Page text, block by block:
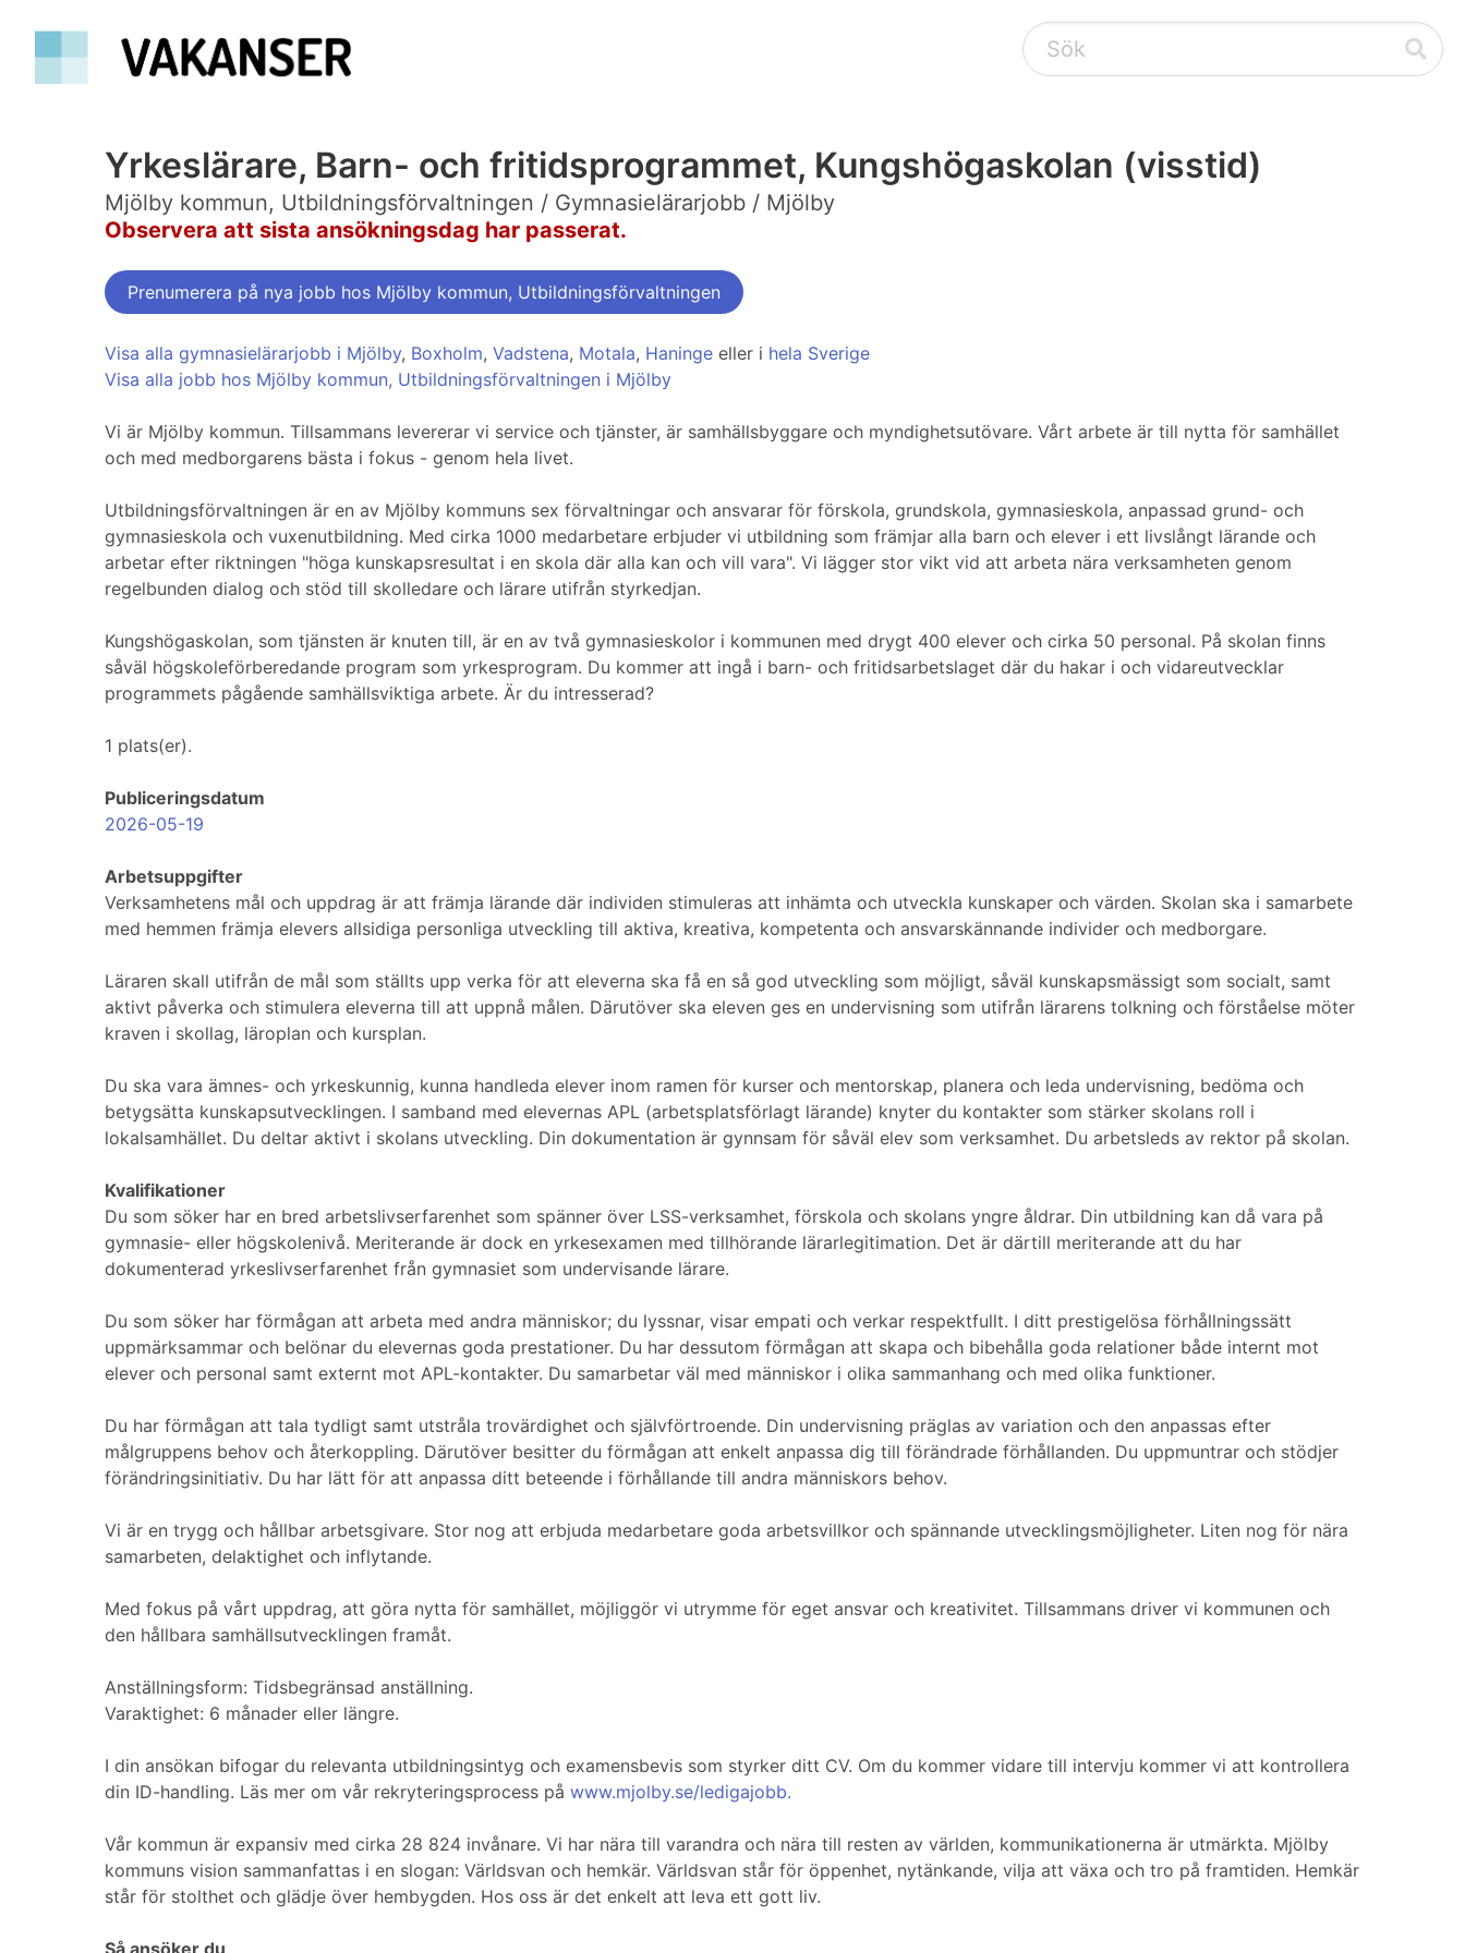
Yrkeslärare, Barn- och fritidsprogrammet, Kungshögaskolan (visstid)
Mjölby kommun, Utbildningsförvaltningen / Gymnasielärarjobb / Mjölby
Observera att sista ansökningsdag har passerat.
Prenumerera på nya jobb hos Mjölby kommun, Utbildningsförvaltningen
Visa alla gymnasielärarjobb i Mjölby, Boxholm, Vadstena, Motala, Haninge eller i hela Sverige
Visa alla jobb hos Mjölby kommun, Utbildningsförvaltningen i Mjölby
Vi är Mjölby kommun. Tillsammans levererar vi service och tjänster, är samhällsbyggare och myndighetsutövare. Vårt arbete är till nytta för samhället
och med medborgarens bästa i fokus - genom hela livet.
Utbildningsförvaltningen är en av Mjölby kommuns sex förvaltningar och ansvarar för förskola, grundskola, gymnasieskola, anpassad grund- och
gymnasieskola och vuxenutbildning. Med cirka 1000 medarbetare erbjuder vi utbildning som främjar alla barn och elever i ett livslångt lärande och
arbetar efter riktningen "höga kunskapsresultat i en skola där alla kan och vill vara". Vi lägger stor vikt vid att arbeta nära verksamheten genom
regelbunden dialog och stöd till skolledare och lärare utifrån styrkedjan.
Kungshögaskolan, som tjänsten är knuten till, är en av två gymnasieskolor i kommunen med drygt 400 elever och cirka 50 personal. På skolan finns
såväl högskoleförberedande program som yrkesprogram. Du kommer att ingå i barn- och fritidsarbetslaget där du hakar i och vidareutvecklar
programmets pågående samhällsviktiga arbete. Är du intresserad?
1 plats(er).
Publiceringsdatum
2026-05-19
Arbetsuppgifter
Verksamhetens mål och uppdrag är att främja lärande där individen stimuleras att inhämta och utveckla kunskaper och värden. Skolan ska i samarbete
med hemmen främja elevers allsidiga personliga utveckling till aktiva, kreativa, kompetenta och ansvarskännande individer och medborgare.
Läraren skall utifrån de mål som ställts upp verka för att eleverna ska få en så god utveckling som möjligt, såväl kunskapsmässigt som socialt, samt
aktivt påverka och stimulera eleverna till att uppnå målen. Därutöver ska eleven ges en undervisning som utifrån lärarens tolkning och förståelse möter
kraven i skollag, läroplan och kursplan.
Du ska vara ämnes- och yrkeskunnig, kunna handleda elever inom ramen för kurser och mentorskap, planera och leda undervisning, bedöma och
betygsätta kunskapsutvecklingen. I samband med elevernas APL (arbetsplatsförlagt lärande) knyter du kontakter som stärker skolans roll i
lokalsamhället. Du deltar aktivt i skolans utveckling. Din dokumentation är gynnsam för såväl elev som verksamhet. Du arbetsleds av rektor på skolan.
Kvalifikationer
Du som söker har en bred arbetslivserfarenhet som spänner över LSS-verksamhet, förskola och skolans yngre åldrar. Din utbildning kan då vara på
gymnasie- eller högskolenivå. Meriterande är dock en yrkesexamen med tillhörande lärarlegitimation. Det är därtill meriterande att du har
dokumenterad yrkeslivserfarenhet från gymnasiet som undervisande lärare.
Du som söker har förmågan att arbeta med andra människor; du lyssnar, visar empati och verkar respektfullt. I ditt prestigelösa förhållningssätt
uppmärksammar och belönar du elevernas goda prestationer. Du har dessutom förmågan att skapa och bibehålla goda relationer både internt mot
elever och personal samt externt mot APL-kontakter. Du samarbetar väl med människor i olika sammanhang och med olika funktioner.
Du har förmågan att tala tydligt samt utstråla trovärdighet och självförtroende. Din undervisning präglas av variation och den anpassas efter
målgruppens behov och återkoppling. Därutöver besitter du förmågan att enkelt anpassa dig till förändrade förhållanden. Du uppmuntrar och stödjer
förändringsinitiativ. Du har lätt för att anpassa ditt beteende i förhållande till andra människors behov.
Vi är en trygg och hållbar arbetsgivare. Stor nog att erbjuda medarbetare goda arbetsvillkor och spännande utvecklingsmöjligheter. Liten nog för nära
samarbeten, delaktighet och inflytande.
Med fokus på vårt uppdrag, att göra nytta för samhället, möjliggör vi utrymme för eget ansvar och kreativitet. Tillsammans driver vi kommunen och
den hållbara samhällsutvecklingen framåt.
Anställningsform: Tidsbegränsad anställning.
Varaktighet: 6 månader eller längre.
I din ansökan bifogar du relevanta utbildningsintyg och examensbevis som styrker ditt CV. Om du kommer vidare till intervju kommer vi att kontrollera
din ID-handling. Läs mer om vår rekryteringsprocess på www.mjolby.se/ledigajobb.
Vår kommun är expansiv med cirka 28 824 invånare. Vi har nära till varandra och nära till resten av världen, kommunikationerna är utmärkta. Mjölby
kommuns vision sammanfattas i en slogan: Världsvan och hemkär. Världsvan står för öppenhet, nytänkande, vilja att växa och tro på framtiden. Hemkär
står för stolthet och glädje över hembygden. Hos oss är det enkelt att leva ett gott liv.